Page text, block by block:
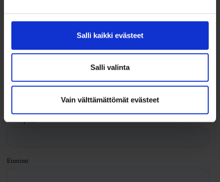
Salli kaikki evästeet
Salli valinta
Vain välttämättömät evästeet
ncross@ramboll.com
Ota yhteyttä lomakkeella